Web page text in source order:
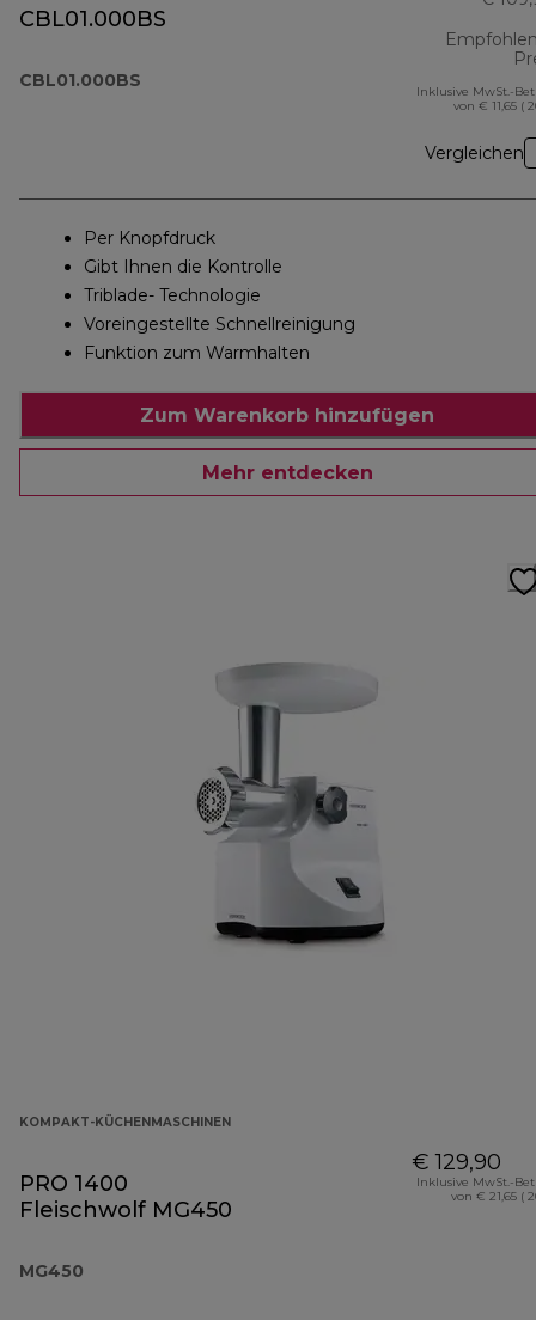
CBL01.000BS
CBL01.000BS
Inklusive MwSt.-
von € 11,65 (
Vergleichen
Per Knopfdruck
Gibt Ihnen die Kontrolle
Triblade- Technologie
Voreingestellte Schnellreinigung
Funktion zum Warmhalten
Zum Warenkorb hinzufügen
Mehr entdecken
KOMPAKT-KÜCHENMASCHINEN
PRO 1400
Fleischwolf MG450
MG450
€ 129,90
Inklusive MwSt.-
von € 21,65 (